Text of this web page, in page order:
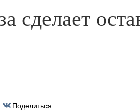
сделает
Поделиться